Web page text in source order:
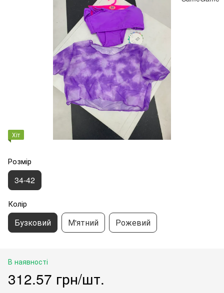
Хіт
Розмір
34-42
Колір
Бузковий М'ятний Рожевий
В наявності
312.57 грн/шт.